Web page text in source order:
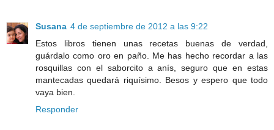
Susana 4 de septiembre de 2012 a las 9:22
Estos libros tienen unas recetas buenas de verdad,
guárdalo como oro en paño. Me has hecho recordar a las
rosquillas con el saborcito a anís, seguro que en estas
mantecadas quedará riquísimo. Besos y espero que todo
vaya bien.
Responder